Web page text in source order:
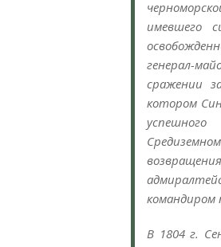
имевшего
генерал-
сражении
котором
командиром
В 1804 г.